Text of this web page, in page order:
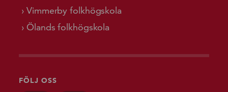
Vimmerby folkhögskola
Ölands folkhögskola
FÖLJ OSS